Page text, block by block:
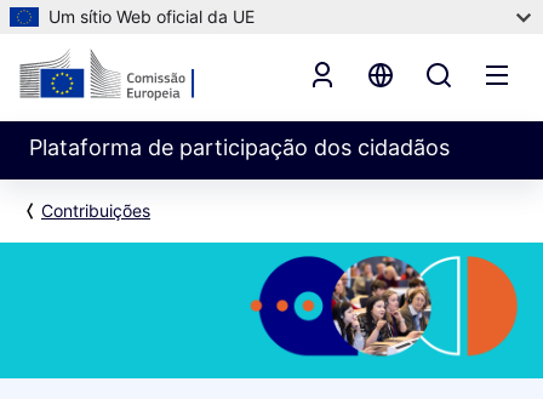
Um sítio Web oficial da UE
Plataforma de participação dos cidadãos
Contribuições